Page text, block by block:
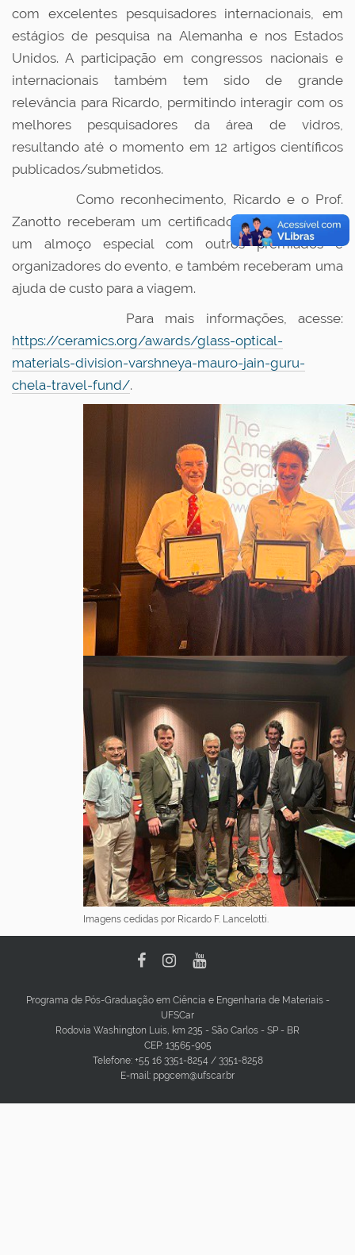
com excelentes pesquisadores internacionais, em
estágios de pesquisa na Alemanha e nos Estados
Unidos. A participação em congressos nacionais e
internacionais também tem sido de grande
relevância para Ricardo, permitindo interagir com os
melhores pesquisadores da área de vidros,
resultando até o momento em 12 artigos científicos
publicados/submetidos.
Como reconhecimento, Ricardo e o Prof.
Zanotto receberam um certificado, participaram de
um almoço especial com outros premiados e
organizadores do evento, e também receberam uma
ajuda de custo para a viagem.
Para mais informações, acesse:
https://ceramics.org/awards/glass-optical-
materials-division-varshneya-mauro-jain-guru-
chela-travel-fund/.
Imagens cedidas por Ricardo F. Lancelotti.
Programa de Pós-Graduação em Ciência e Engenharia de Materiais -
UFSCar
Rodovia Washington Luis, km 235 - São Carlos - SP - BR
CEP: 13565-905
Telefone: +55 16 3351-8254 / 3351-8258
E-mail: ppgcem@ufscar.br